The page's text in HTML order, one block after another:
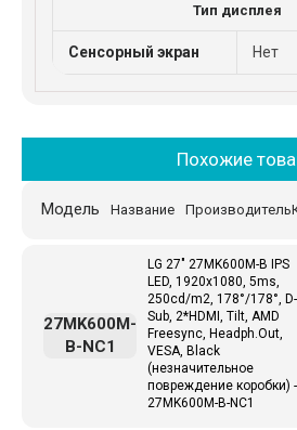
Тип дисплея
Сенсорный экран Нет
Похожие
Название Производитель
Модель
LG 27" 27MK600M-B IPS
LED, 1920x1080, 5ms,
250cd/m2, 178°/178°, D-
Sub, 2*HDMI, Tilt, AMD
Freesync, Headph.Out,
VESA, Black
(незначительное
повреждение коробки) -
27MK600M-B-NC1
27MK600M-
B-NC1